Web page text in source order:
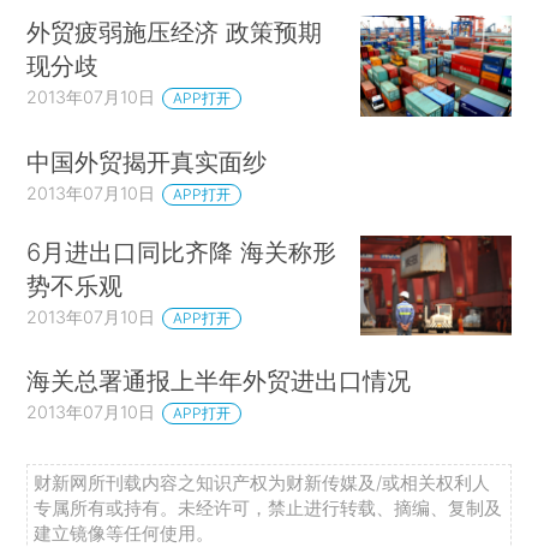
外贸疲弱施压经济 政策预期
现分歧
2013年07月10日 APP打开
中国外贸揭开真实面纱
2013年07月10日 APP打开
6月进出口同比齐降 海关称形
势不乐观
2013年07月10日 APP打开
海关总署通报上半年外贸进出口情况
2013年07月10日 APP打开
财新网所刊载内容之知识产权为财新传媒及/或相关权利人
专属所有或持有。未经许可，禁止进行转载、摘编、复制及
建立镜像等任何使用。